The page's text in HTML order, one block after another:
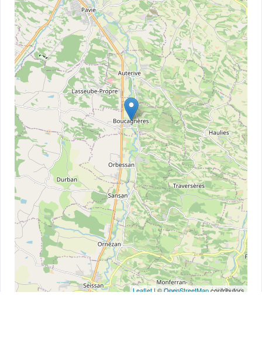
Leaflet| ©OpenStreetMapcontributors